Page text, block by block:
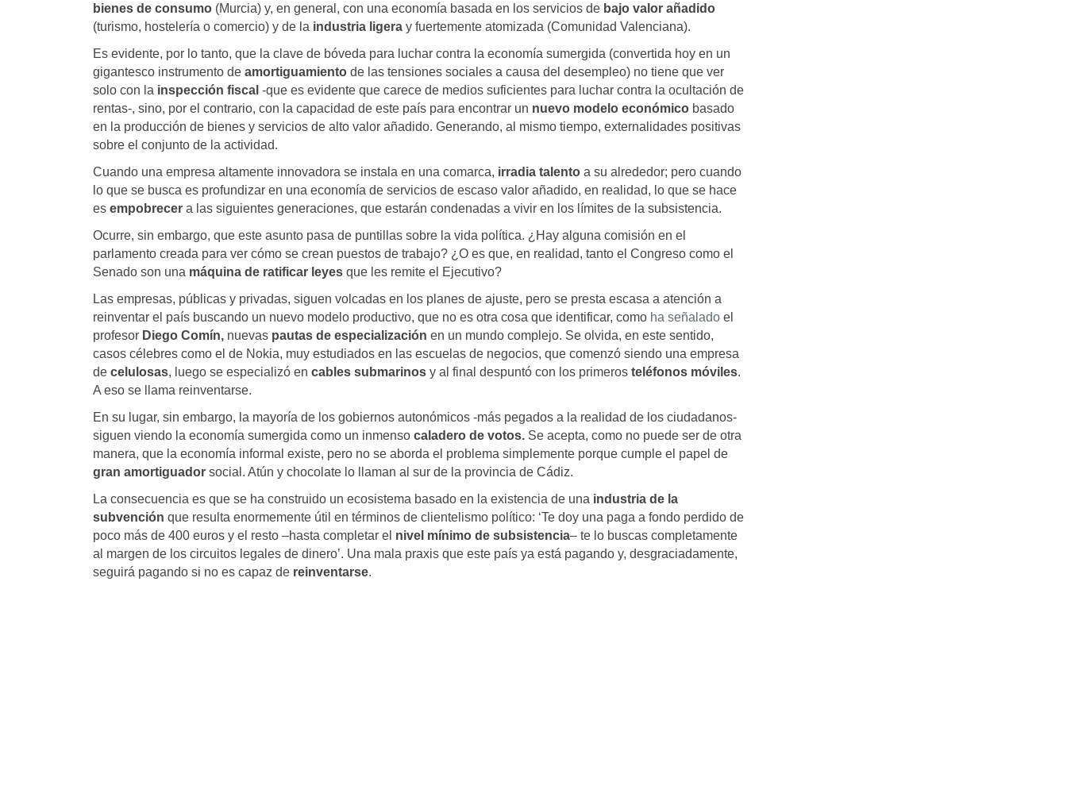
bienes de consumo (Murcia) y, en general, con una economía basada en los servicios de bajo valor añadido
(turismo, hostelería o comercio) y de la industria ligera y fuertemente atomizada (Comunidad Valenciana).
Es evidente, por lo tanto, que la clave de bóveda para luchar contra la economía sumergida (convertida hoy en un
gigantesco instrumento de amortiguamiento de las tensiones sociales a causa del desempleo) no tiene que ver
solo con la inspección fiscal -que es evidente que carece de medios suficientes para luchar contra la ocultación de
rentas-, sino, por el contrario, con la capacidad de este país para encontrar un nuevo modelo económico basado
en la producción de bienes y servicios de alto valor añadido. Generando, al mismo tiempo, externalidades positivas
sobre el conjunto de la actividad.
Cuando una empresa altamente innovadora se instala en una comarca, irradia talento a su alrededor; pero cuando
lo que se busca es profundizar en una economía de servicios de escaso valor añadido, en realidad, lo que se hace
es empobrecer a las siguientes generaciones, que estarán condenadas a vivir en los límites de la subsistencia.
Ocurre, sin embargo, que este asunto pasa de puntillas sobre la vida política. ¿Hay alguna comisión en el
parlamento creada para ver cómo se crean puestos de trabajo? ¿O es que, en realidad, tanto el Congreso como el
Senado son una máquina de ratificar leyes que les remite el Ejecutivo?
Las empresas, públicas y privadas, siguen volcadas en los planes de ajuste, pero se presta escasa a atención a
reinventar el país buscando un nuevo modelo productivo, que no es otra cosa que identificar, como ha señalado el
profesor Diego Comín, nuevas pautas de especialización en un mundo complejo. Se olvida, en este sentido,
casos célebres como el de Nokia, muy estudiados en las escuelas de negocios, que comenzó siendo una empresa
de celulosas, luego se especializó en cables submarinos y al final despuntó con los primeros teléfonos móviles.
A eso se llama reinventarse.
En su lugar, sin embargo, la mayoría de los gobiernos autonómicos -más pegados a la realidad de los ciudadanos-
siguen viendo la economía sumergida como un inmenso caladero de votos. Se acepta, como no puede ser de otra
manera, que la economía informal existe, pero no se aborda el problema simplemente porque cumple el papel de
gran amortiguador social. Atún y chocolate lo llaman al sur de la provincia de Cádiz.
La consecuencia es que se ha construido un ecosistema basado en la existencia de una industria de la
subvención que resulta enormemente útil en términos de clientelismo político: ‘Te doy una paga a fondo perdido de
poco más de 400 euros y el resto –hasta completar el nivel mínimo de subsistencia– te lo buscas completamente
al margen de los circuitos legales de dinero’. Una mala praxis que este país ya está pagando y, desgraciadamente,
seguirá pagando si no es capaz de reinventarse.